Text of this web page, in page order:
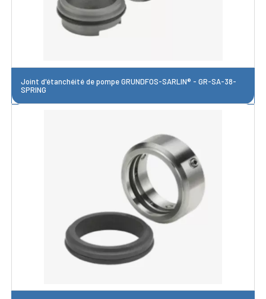
Joint d'étanchéité de pompe GRUNDFOS-SARLIN® - GR-SA-38-
SPRING